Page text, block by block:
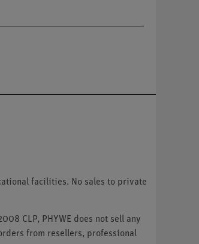
facilities. No sales to private
CLP, PHYWE does not sell any
from resellers, professional